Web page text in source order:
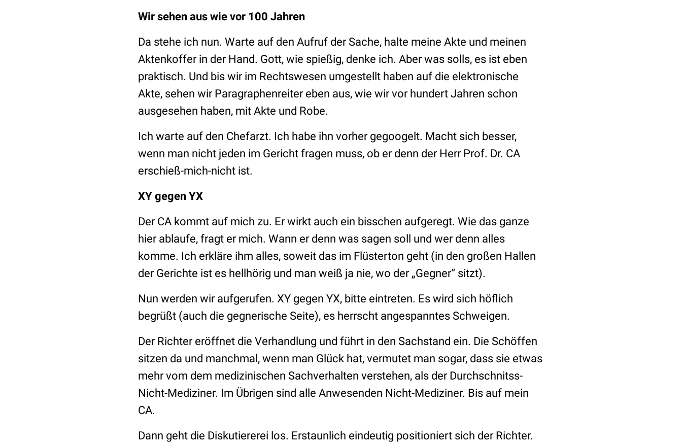
Wir sehen aus wie vor 100 Jahren
Da stehe ich nun. Warte auf den Aufruf der Sache, halte meine Akte und meinen
Aktenkoffer in der Hand. Gott, wie spießig, denke ich. Aber was solls, es ist eben
praktisch. Und bis wir im Rechtswesen umgestellt haben auf die elektronische
Akte, sehen wir Paragraphenreiter eben aus, wie wir vor hundert Jahren schon
ausgesehen haben, mit Akte und Robe.
Ich warte auf den Chefarzt. Ich habe ihn vorher gegoogelt. Macht sich besser,
wenn man nicht jeden im Gericht fragen muss, ob er denn der Herr Prof. Dr. CA
erschieß-mich-nicht ist.
XY gegen YX
Der CA kommt auf mich zu. Er wirkt auch ein bisschen aufgeregt. Wie das ganze
hier ablaufe, fragt er mich. Wann er denn was sagen soll und wer denn alles
komme. Ich erkläre ihm alles, soweit das im Flüsterton geht (in den großen Hallen
der Gerichte ist es hellhörig und man weiß ja nie, wo der „Gegner“ sitzt).
Nun werden wir aufgerufen. XY gegen YX, bitte eintreten. Es wird sich höflich
begrüßt (auch die gegnerische Seite), es herrscht angespanntes Schweigen.
Der Richter eröffnet die Verhandlung und führt in den Sachstand ein. Die Schöffen
sitzen da und manchmal, wenn man Glück hat, vermutet man sogar, dass sie etwas
mehr vom dem medizinischen Sachverhalten verstehen, als der Durchschnitss-
Nicht-Mediziner. Im Übrigen sind alle Anwesenden Nicht-Mediziner. Bis auf mein
CA.
Dann geht die Diskutiererei los. Erstaunlich eindeutig positioniert sich der Richter.